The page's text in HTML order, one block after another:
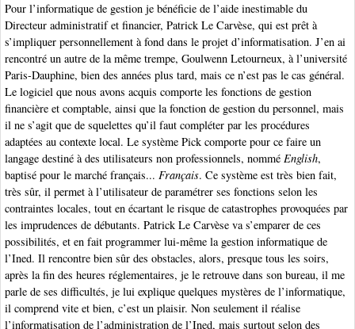
Pour l’informatique de gestion je bénéficie de l’aide inestimable du
Directeur administratif et financier, Patrick Le Carvèse, qui est prêt à
s’impliquer personnellement à fond dans le projet d’informatisation. J’en ai
rencontré un autre de la même trempe, Goulwenn Letourneux, à l’université
Paris-Dauphine, bien des années plus tard, mais ce n’est pas le cas général.
Le logiciel que nous avons acquis comporte les fonctions de gestion
financière et comptable, ainsi que la fonction de gestion du personnel, mais
il ne s’agit que de squelettes qu’il faut compléter par les procédures
adaptées au contexte local. Le système Pick comporte pour ce faire un
langage destiné à des utilisateurs non professionnels, nommé English,
baptisé pour le marché français... Français. Ce système est très bien fait,
très sûr, il permet à l’utilisateur de paramétrer ses fonctions selon les
contraintes locales, tout en écartant le risque de catastrophes provoquées par
les imprudences de débutants. Patrick Le Carvèse va s’emparer de ces
possibilités, et en fait programmer lui-même la gestion informatique de
l’Ined. Il rencontre bien sûr des obstacles, alors, presque tous les soirs,
après la fin des heures réglementaires, je le retrouve dans son bureau, il me
parle de ses difficultés, je lui explique quelques mystères de l’informatique,
il comprend vite et bien, c’est un plaisir. Non seulement il réalise
l’informatisation de l’administration de l’Ined, mais surtout selon des